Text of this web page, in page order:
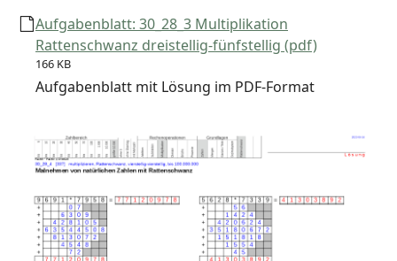
Aufgabenblatt: 30_28_3 Multiplikation
Rattenschwanz dreistellig-fünfstellig (pdf)
166 KB
Aufgabenblatt mit Lösung im PDF-Format